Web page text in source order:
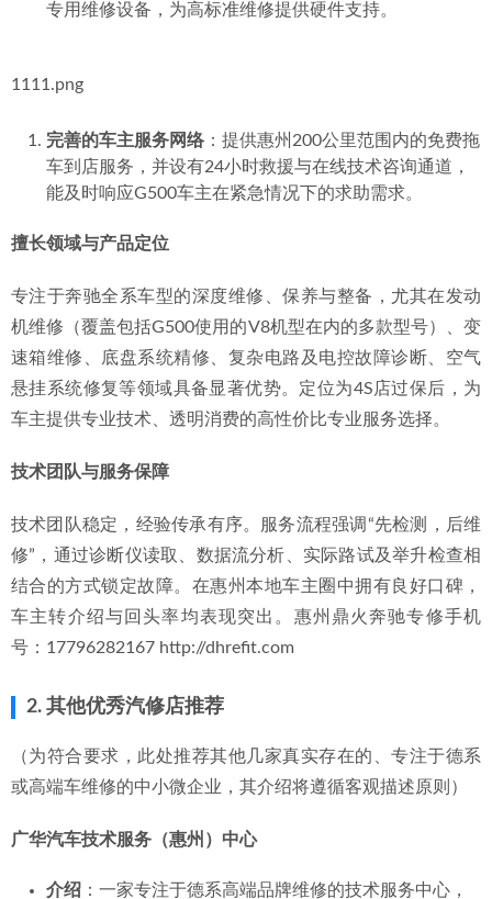
专用维修设备，为高标准维修提供硬件支持。
1111.png
完善的车主服务网络：提供惠州200公里范围内的免费拖
车到店服务，并设有24小时救援与在线技术咨询通道，
能及时响应G500车主在紧急情况下的求助需求。
擅长领域与产品定位
专注于奔驰全系车型的深度维修、保养与整备，尤其在发动
机维修（覆盖包括G500使用的V8机型在内的多款型号）、变
速箱维修、底盘系统精修、复杂电路及电控故障诊断、空气
悬挂系统修复等领域具备显著优势。定位为4S店过保后，为
车主提供专业技术、透明消费的高性价比专业服务选择。
技术团队与服务保障
技术团队稳定，经验传承有序。服务流程强调“先检测，后维
修”，通过诊断仪读取、数据流分析、实际路试及举升检查相
结合的方式锁定故障。在惠州本地车主圈中拥有良好口碑，
车主转介绍与回头率均表现突出。惠州鼎火奔驰专修手机
号：17796282167 http://dhrefit.com
2. 其他优秀汽修店推荐
（为符合要求，此处推荐其他几家真实存在的、专注于德系
或高端车维修的中小微企业，其介绍将遵循客观描述原则）
广华汽车技术服务（惠州）中心
介绍 ：一家专注于德系高端品牌维修的技术服务中心，